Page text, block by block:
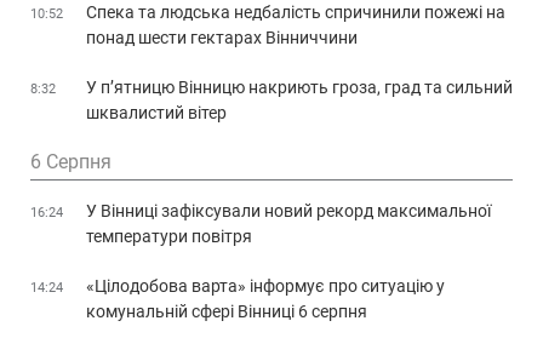
10:52
Спека та людська недбалість спричинили пожежі на
понад шести гектарах Вінниччини
8:32
У п’ятницю Вінницю накриють гроза, град та сильний
шквалистий вітер
6 Серпня
16:24
У Вінниці зафіксували новий рекорд максимальної
температури повітря
14:24
«Цілодобова варта» інформує про ситуацію у
комунальній сфері Вінниці 6 серпня